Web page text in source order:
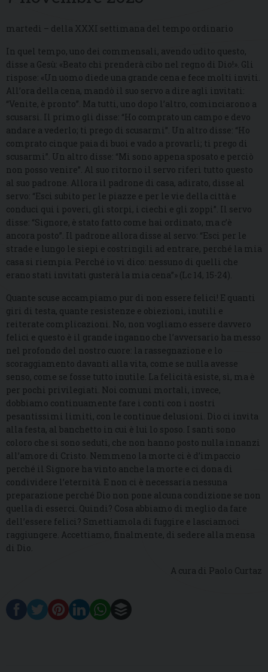
martedì – della XXXI settimana del tempo ordinario
In quel tempo, uno dei commensali, avendo udito questo,
disse a Gesù: «Beato chi prenderà cibo nel regno di Dio!». Gli
rispose: «Un uomo diede una grande cena e fece molti inviti.
All’ora della cena, mandò il suo servo a dire agli invitati:
“Venite, è pronto”. Ma tutti, uno dopo l’altro, cominciarono a
scusarsi. Il primo gli disse: “Ho comprato un campo e devo
andare a vederlo; ti prego di scusarmi”. Un altro disse: “Ho
comprato cinque paia di buoi e vado a provarli; ti prego di
scusarmi”. Un altro disse: “Mi sono appena sposato e perciò
non posso venire”. Al suo ritorno il servo riferì tutto questo
al suo padrone. Allora il padrone di casa, adirato, disse al
servo: “Esci subito per le piazze e per le vie della città e
conduci qui i poveri, gli storpi, i ciechi e gli zoppi”. Il servo
disse: “Signore, è stato fatto come hai ordinato, ma c’è
ancora posto”. Il padrone allora disse al servo: “Esci per le
strade e lungo le siepi e costringili ad entrare, perché la mia
casa si riempia. Perché io vi dico: nessuno di quelli che
erano stati invitati gusterà la mia cena”» (Lc 14, 15-24).
Quante scuse accampiamo pur di non essere felici! E quanti
giri di testa, quante resistenze e obiezioni, inutili e
reiterate complicazioni. No, non vogliamo essere davvero
felici e questo è il grande inganno che l’avversario ha messo
nel profondo del nostro cuore: la rassegnazione e lo
scoraggiamento davanti alla vita, come se nulla avesse
senso, come se fosse tutto inutile. La felicità esiste, sì, ma è
per pochi privilegiati. Noi comuni mortali, invece,
dobbiamo continuamente fare i conti con i nostri
pesantissimi limiti, con le continue delusioni. Dio ci invita
alla festa, al banchetto in cui è lui lo sposo. I santi sono
coloro che si sono seduti, che non hanno posto nulla innanzi
all’amore di Cristo. Nemmeno la morte ci è d’impaccio
perché il Signore ha vinto anche la morte e ci dona di
condividere l’eternità. E non ci è necessaria nessuna
preparazione perché Dio non pone alcuna condizione se non
quella di esserci. Quindi? Cosa abbiamo di meglio da fare
dell’essere felici? Smettiamola di fuggire e lasciamoci
raggiungere. Accettiamo, finalmente, di sedere alla mensa
di Dio.
A cura di Paolo Curtaz